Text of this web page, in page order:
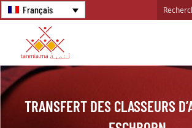
Français
TRANSFERT DES CLASSEURS